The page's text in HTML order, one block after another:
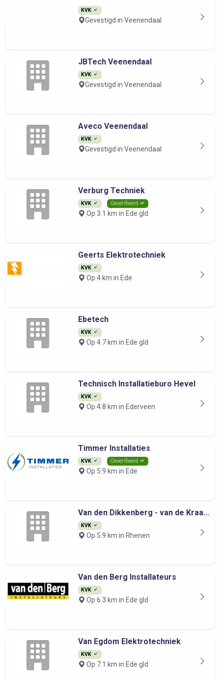
KVK
Gevestigd in Veenendaal
JBTech Veenendaal
KVK
Gevestigd in Veenendaal
Aveco Veenendaal
KVK
Gevestigd in Veenendaal
Verburg Techniek
KVK Geverifieerd
Op 3.1 km in Ede gld
Geerts Elektrotechniek
KVK
Op 4 km in Ede
Ebetech
KVK
Op 4.7 km in Ede gld
Technisch Installatieburo Hevel
KVK
Op 4.8 km in Ederveen
Timmer Installaties
KVK Geverifieerd
Op 5.9 km in Ede
Van den Dikkenberg - van de Kraa...
KVK
Op 5.9 km in Rhenen
Van den Berg Installateurs
KVK
Op 6.3 km in Ede gld
Van Egdom Elektrotechniek
KVK
Op 7.1 km in Ede gld